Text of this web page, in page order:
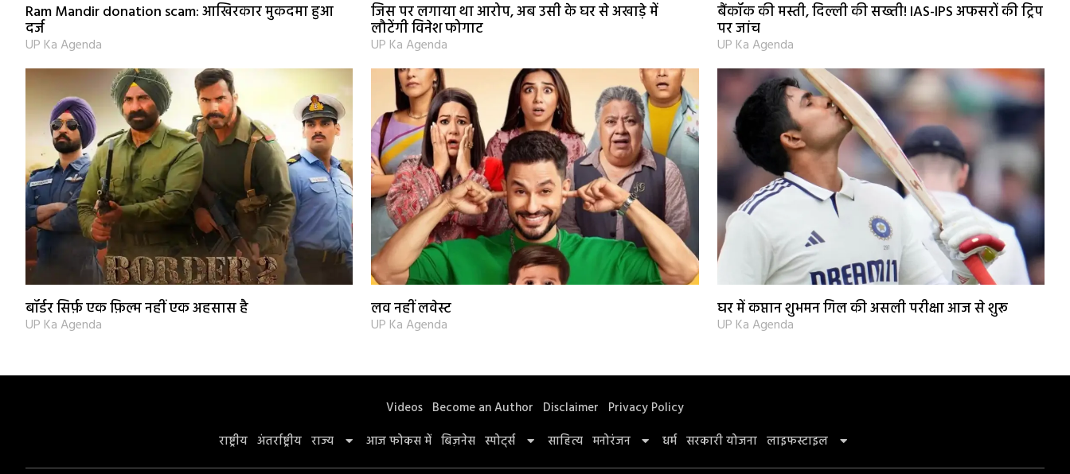
Ram Mandir donation scam: आखिरकार मुकदमा हुआ
दर्ज
UP Ka Agenda
जिस पर लगाया था आरोप, अब उसी के घर से अखाड़े में
लौटेंगी विनेश फोगाट
UP Ka Agenda
बैंकॉक की मस्ती, दिल्ली की सख्ती! IAS-IPS अफसरों की ट्रिप
पर जांच
UP Ka Agenda
बॉर्डर सिर्फ़ एक फ़िल्म नहीं एक अहसास है
UP Ka Agenda
लव नहीं लवेस्ट
UP Ka Agenda
घर में कप्तान शुभमन गिल की असली परीक्षा आज से शुरू
UP Ka Agenda
Videos Become an Author Disclaimer Privacy Policy
राष्ट्रीय अंतर्राष्ट्रीय राज्य आज फोकस में बिज़नेस स्पोर्ट्स साहित्य मनोरंजन धर्म सरकारी योजना लाइफस्टाइल